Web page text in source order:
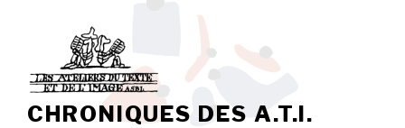
principal
CHRONIQUES DES A.T.I.